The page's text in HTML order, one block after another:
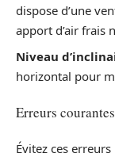
dispose d’une
apport d’air frais
Niveau
horizontal pour
Erreurs
Évitez ces